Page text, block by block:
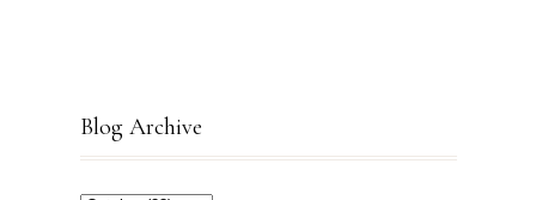
Blog Archive